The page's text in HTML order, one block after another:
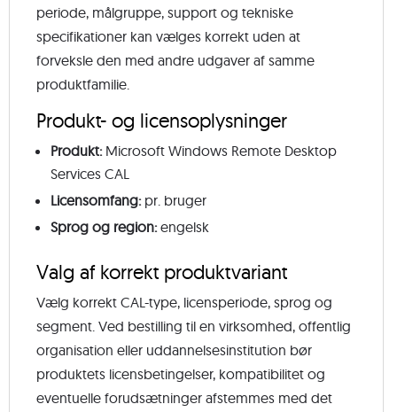
periode, målgruppe, support og tekniske
specifikationer kan vælges korrekt uden at
forveksle den med andre udgaver af samme
produktfamilie.
Produkt- og licensoplysninger
Produkt:Microsoft Windows Remote Desktop
Services CAL
Licensomfang:pr. bruger
Sprog og region:engelsk
Valg af korrekt produktvariant
Vælg korrekt CAL-type, licensperiode, sprog og
segment. Ved bestilling til en virksomhed, offentlig
organisation eller uddannelsesinstitution bør
produktets licensbetingelser, kompatibilitet og
eventuelle forudsætninger afstemmes med det